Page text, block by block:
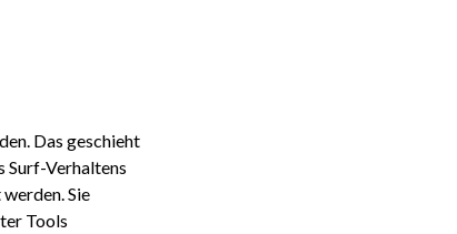
Das geschieht
Surf-Verhaltens
Sie
Tools